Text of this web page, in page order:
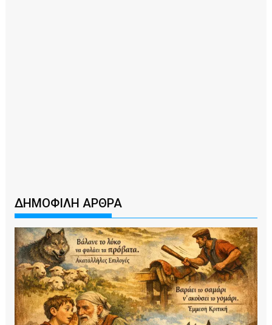
ΔΗΜΟΦΙΛΗ ΑΡΘΡΑ